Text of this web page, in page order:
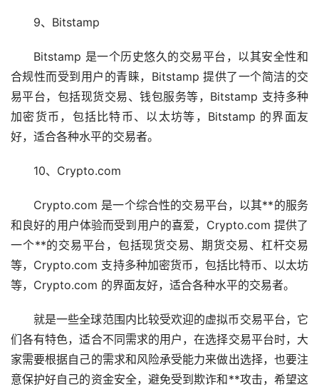
9、Bitstamp
Bitstamp 是一个历史悠久的交易平台，以其安全性和
合规性而受到用户的青睐，Bitstamp 提供了一个简洁的交
易平台，包括现货交易、钱包服务等，Bitstamp 支持多种
加密货币，包括比特币、以太坊等，Bitstamp 的界面友
好，适合各种水平的交易者。
10、Crypto.com
Crypto.com 是一个综合性的交易平台，以其**的服务
和良好的用户体验而受到用户的喜爱，Crypto.com 提供了
一个**的交易平台，包括现货交易、期货交易、杠杆交易
等，Crypto.com 支持多种加密货币，包括比特币、以太坊
等，Crypto.com 的界面友好，适合各种水平的交易者。
就是一些全球范围内比较受欢迎的虚拟币交易平台，它
们各有特色，适合不同需求的用户，在选择交易平台时，大
家需要根据自己的需求和风险承受能力来做出选择，也要注
意保护好自己的资金安全，避免受到欺诈和**攻击，希望这